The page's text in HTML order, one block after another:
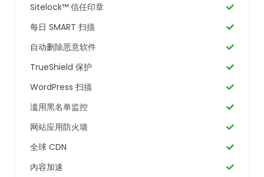
Sitelock™ 信任印章
每日 SMART 扫描
自动删除恶意软件
TrueShield 保护
WordPress 扫描
滥用黑名单监控
网站应用防火墙
全球 CDN
內容加速